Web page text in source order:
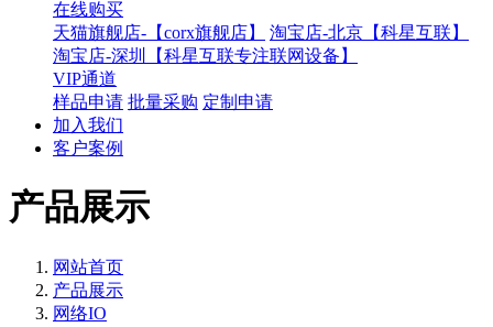
在线购买
天猫旗舰店-【corx旗舰店】
淘宝店-北京【科星互联】
淘宝店-深圳【科星互联专注联网设备】
VIP通道
样品申请 批量采购 定制申请
加入我们
客户案例
产品展示
网站首页
产品展示
网络IO